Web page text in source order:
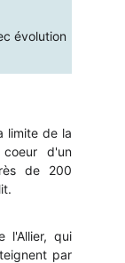
évolution
limite de la
d'un
de 200
l'Allier, qui
par